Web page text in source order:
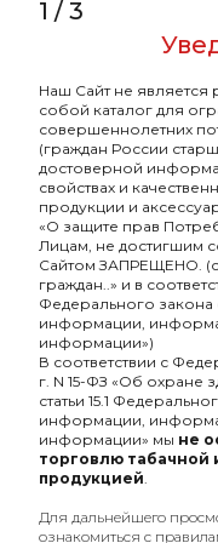
Element Земля с
200гр.
1620₽
Подробнее
ХИТ
Element Земля с
ароматом Чак-чак
1 /3
Наш Сайт не является
собой каталог для
совершеннолетних
(граждан России
достоверной
свойствах и
продукции и
«О защите прав
Лицам, не достигшим
Сайтом ЗАПРЕЩЕНО.
граждан..» и в
Федерального закона
информации,
информации»)
В соответствии с
г. N 15-ФЗ «Об охране
статьи 15.1
информации,
информации» мы не
торговлю
продукцией.
Для дальнейшего
ознакомиться с